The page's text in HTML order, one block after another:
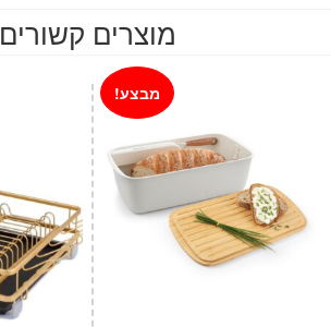
הוא:
₪390.
מוצרים קשורים
מבצע!